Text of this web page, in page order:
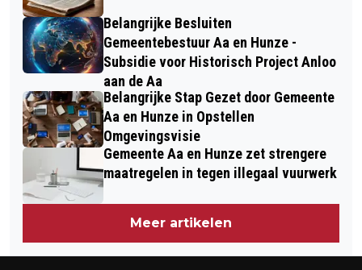
Belangrijke Besluiten
Gemeentebestuur Aa en Hunze -
Subsidie voor Historisch Project Anloo
aan de Aa
Belangrijke Stap Gezet door Gemeente
Aa en Hunze in Opstellen
Omgevingsvisie
Gemeente Aa en Hunze zet strengere
maatregelen in tegen illegaal vuurwerk
Meer artikelen